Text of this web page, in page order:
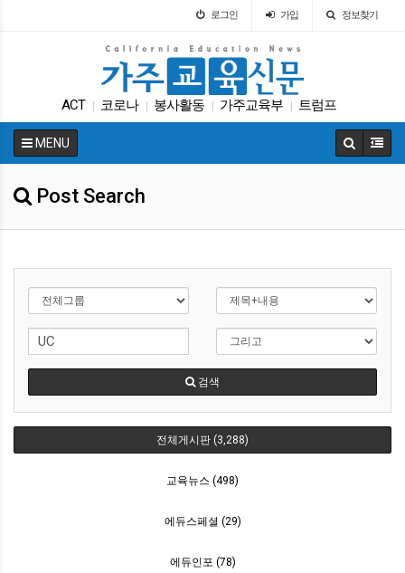
로그인 가입 정보찾기
ACT 코로나 봉사활동 가주교육부 트럼프
| 교육정책 원서 UC 입학원서 커먼코어
MENU
Post Search
검색
전체게시판 (3,288)
교육뉴스 (498)
에듀스페셜 (29)
에듀인포 (78)